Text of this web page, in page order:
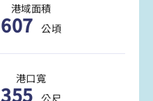
港域面積
607 公頃
港口寬
355